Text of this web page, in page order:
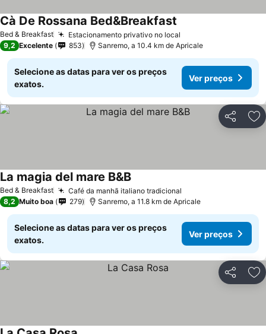
Bed & Breakfast Estacionamento privativo no local
Cà De Rossana Bed&Breakfast
9,2 Excelente 853 Sanremo, a 10.4 km de Apricale
Selecione as datas para ver os preços
exatos.
Ver preços
Partilhar
Bed & Breakfast Café da manhã italiano tradicional
La magia del mare B&BVer preços
8,2 Muito boa 279 Sanremo, a 11.8 km de Apricale
Selecione as datas para ver os preços
exatos.
Ver preços
Partilhar